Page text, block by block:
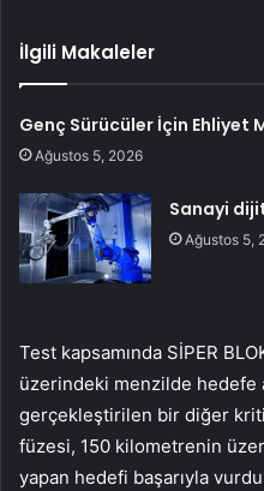
İlgili Makaleler
Genç Sürücüler İçin Ehliyet
Ağustos 5, 2026
Sanayi
Ağustos 5,
Test kapsamında SİPER
üzerindeki menzilde hedefe
gerçekleştirilen bir diğer
füzesi, 150 kilometrenin
yapan hedefi başarıyla